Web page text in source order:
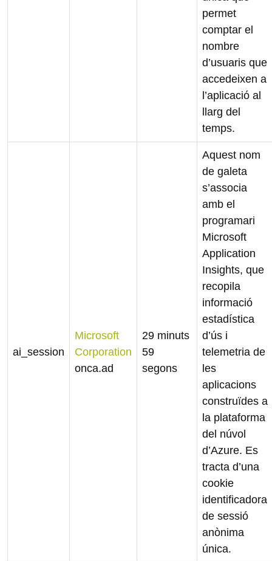
permet
comptar el
nombre
d’usuaris que
accedeixen a
l’aplicació al
llarg del
temps.
ai_session
Microsoft
Corporation
onca.ad
29 minuts
59
segons
Aquest nom
de galeta
s’associa
amb el
programari
Microsoft
Application
Insights, que
recopila
informació
estadística
d’ús i
telemetria de
les
aplicacions
construïdes a
la plataforma
del núvol
d’Azure. Es
tracta d’una
cookie
identificadora
de sessió
anònima
única.